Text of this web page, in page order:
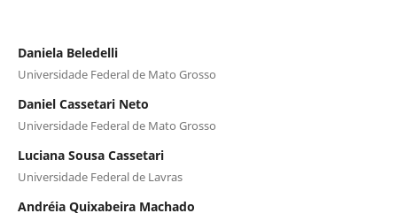
Daniela Beledelli
Universidade Federal de Mato Grosso
Daniel Cassetari Neto
Universidade Federal de Mato Grosso
Luciana Sousa Cassetari
Universidade Federal de Lavras
Andréia Quixabeira Machado